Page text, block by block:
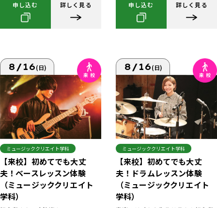
申し込む 詳しく見る 申し込む 詳しく見る
8/16(日)
ミュージッククリエイト学科
【来校】初めてでも大丈
夫！ベースレッスン体験
（ミュージッククリエイト
学科）
8/16(日)
ミュージッククリエイト学科
【来校】初めてでも大丈
夫！ドラムレッスン体験
（ミュージッククリエイト
学科）